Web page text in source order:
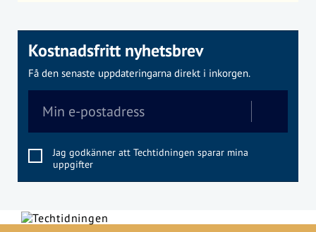
Kostnadsfritt nyhetsbrev
Få den senaste uppdateringarna direkt i inkorgen.
Jag godkänner att Techtidningen sparar mina
uppgifter